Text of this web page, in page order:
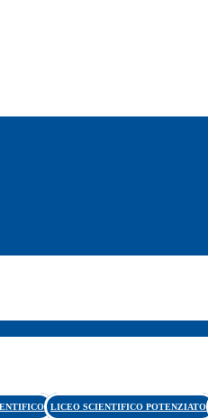
LICEO SCIENTIFICO POTENZIATO